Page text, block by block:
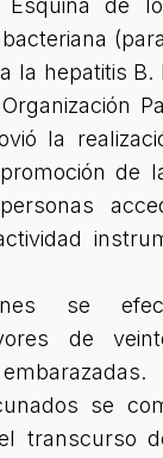
de
la hepatitis
la
de
se
de
se
transcurso